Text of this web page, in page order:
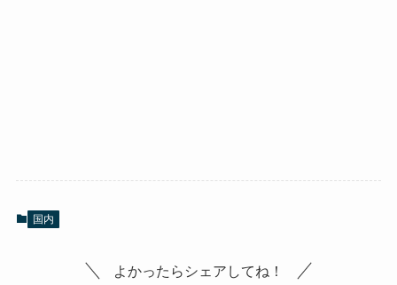
国内
よかったらシェアしてね！